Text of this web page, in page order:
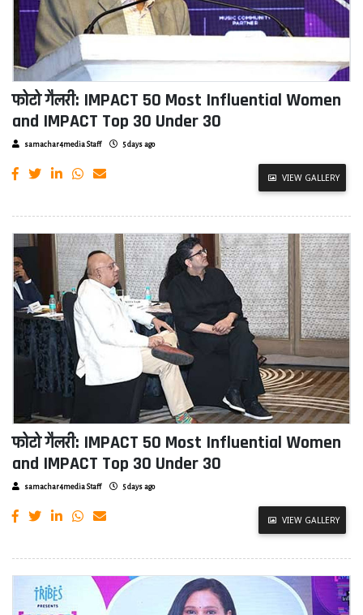
फोटो गैलरी: IMPACT 50 Most Influential Women
and IMPACT Top 30 Under 30
samachar4media Staff 5 days ago
VIEW GALLERY
फोटो गैलरी: IMPACT 50 Most Influential Women
and IMPACT Top 30 Under 30
samachar4media Staff 5 days ago
VIEW GALLERY